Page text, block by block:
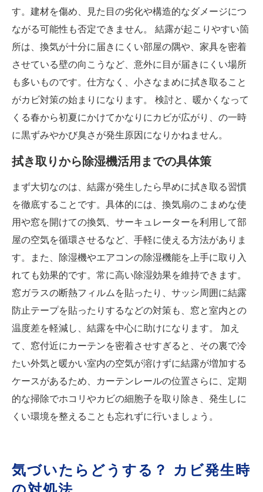
す。建材を傷め、見た目の劣化や構造的なダメージにつ
ながる可能性も否定できません。 結露が起こりやすい箇
所は、換気が十分に届きにくい部屋の隅や、家具を密着
させている壁の向こうなど、意外に目が届きにくい場所
も多いものです。仕方なく、小さなまめに拭き取ること
がカビ対策の始まりになります。 検討と、暖かくなって
くる春から初夏にかけてかなりにカビが広がり、の一時
に黒ずみやかび臭さが発生原因になりかねません。
拭き取りから除湿機活用までの具体策
まず大切なのは、結露が発生したら早めに拭き取る習慣
を徹底することです。具体的には、換気扇のこまめな使
用や窓を開けての換気、サーキュレーターを利用して部
屋の空気を循環させるなど、手軽に使える方法がありま
す。また、除湿機やエアコンの除湿機能を上手に取り入
れても効果的です。常に高い除湿効果を維持できます。
窓ガラスの断熱フィルムを貼ったり、サッシ周囲に結露
防止テープを貼ったりするなどの対策も、窓と室内との
温度差を軽減し、結露を中心に助けになります。 加え
て、窓付近にカーテンを密着させすぎると、その裏で冷
たい外気と暖かい室内の空気が溶けずに結露が増加する
ケースがあるため、カーテンレールの位置さらに、定期
的な掃除でホコリやカビの細胞子を取り除き、発生しに
くい環境を整えることも忘れずに行いましょう。
気づいたらどうする？ カビ発生時